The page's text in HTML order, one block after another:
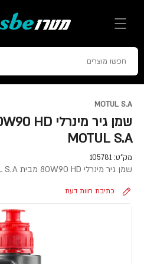
MOTUL S.A
MOTUL S.A
מק"ט: 105781
שמן גיר מינרלי 80W90 HD מבית MOTUL S.A
כתיבת חוות דעת